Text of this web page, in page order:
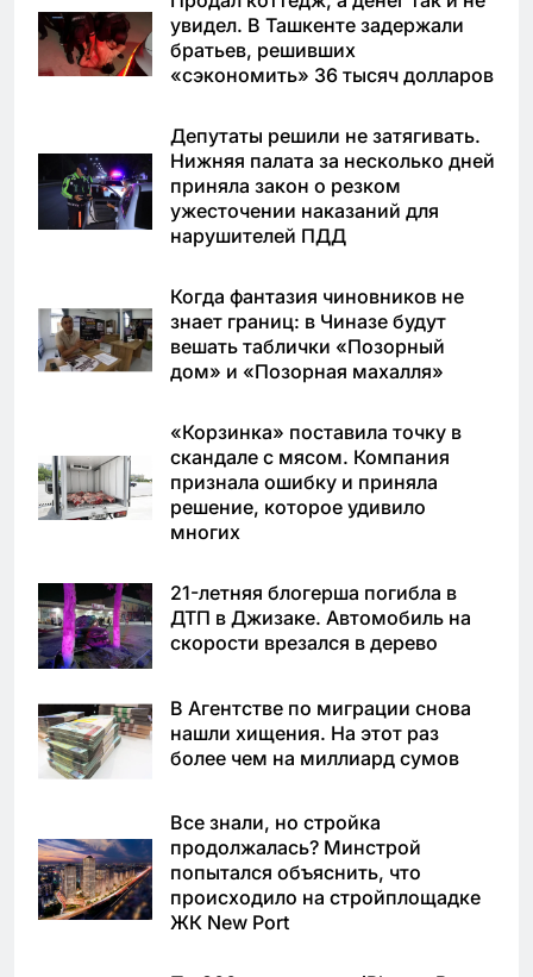
увидел. В Ташкенте задержали
братьев, решивших
«сэкономить» 36 тысяч долларов
Депутаты решили не затягивать.
Нижняя палата за несколько дней
приняла закон о резком
ужесточении наказаний для
нарушителей ПДД
Когда фантазия чиновников не
знает границ: в Чиназе будут
вешать таблички «Позорный
дом» и «Позорная махалля»
«Корзинка» поставила точку в
скандале с мясом. Компания
признала ошибку и приняла
решение, которое удивило
многих
21-летняя блогерша погибла в
ДТП в Джизаке. Автомобиль на
скорости врезался в дерево
В Агентстве по миграции снова
нашли хищения. На этот раз
более чем на миллиард сумов
Все знали, но стройка
продолжалась? Минстрой
попытался объяснить, что
происходило на стройплощадке
ЖК New Port